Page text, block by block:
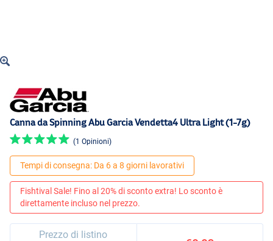
Canna da Spinning Abu Garcia Vendetta4 Ultra Light (1-7g)
(1 Opinioni)
Tempi di consegna: Da 6 a 8 giorni lavorativi
Fishtival Sale! Fino al 20% di sconto extra! Lo sconto è
direttamente incluso nel prezzo.
Prezzo di listino